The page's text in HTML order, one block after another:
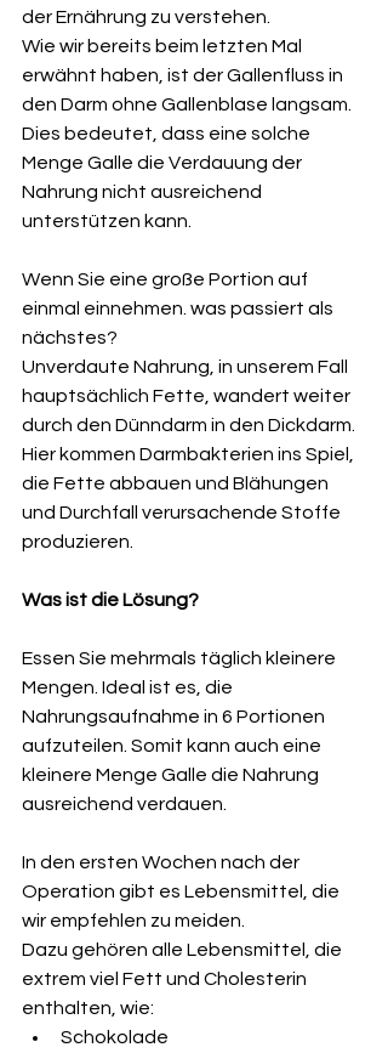
der Ernährung zu verstehen.
Wie wir bereits beim letzten Mal
erwähnt haben, ist der Gallenfluss in
den Darm ohne Gallenblase langsam.
Dies bedeutet, dass eine solche
Menge Galle die Verdauung der
Nahrung nicht ausreichend
unterstützen kann.
Wenn Sie eine große Portion auf
einmal einnehmen. was passiert als
nächstes?
Unverdaute Nahrung, in unserem Fall
hauptsächlich Fette, wandert weiter
durch den Dünndarm in den Dickdarm.
Hier kommen Darmbakterien ins Spiel,
die Fette abbauen und Blähungen
und Durchfall verursachende Stoffe
produzieren.
Was ist die Lösung?
Essen Sie mehrmals täglich kleinere
Mengen. Ideal ist es, die
Nahrungsaufnahme in 6 Portionen
aufzuteilen. Somit kann auch eine
kleinere Menge Galle die Nahrung
ausreichend verdauen.
In den ersten Wochen nach der
Operation gibt es Lebensmittel, die
wir empfehlen zu meiden.
Dazu gehören alle Lebensmittel, die
extrem viel Fett und Cholesterin
enthalten, wie:
Schokolade